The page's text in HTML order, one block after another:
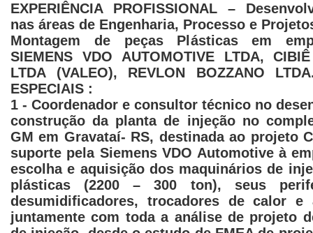
EXPERIÊNCIA PROFISSIONAL –
nas áreas de Engenharia, Processo e
Montagem de peças Plásticas em
SIEMENS VDO AUTOMOTIVE LTDA,
LTDA (VALEO), REVLON BOZZANO
ESPECIAIS :
1 - Coordenador e consultor técnico no
construção da planta de injeção no
GM em Gravataí- RS, destinada ao projeto
suporte pela Siemens VDO Automotive à
escolha e aquisição dos maquinários de
plásticas (2200 – 300 ton), seus
desumidificadores, trocadores de calor e
juntamente com toda a análise de projeto